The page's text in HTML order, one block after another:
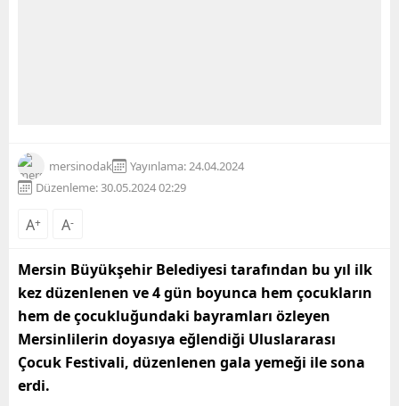
mersinodak
Yayınlama: 24.04.2024
Düzenleme: 30.05.2024 02:29
A+ A-
Mersin Büyükşehir Belediyesi tarafından bu yıl ilk
kez düzenlenen ve 4 gün boyunca hem çocukların
hem de çocukluğundaki bayramları özleyen
Mersinlilerin doyasıya eğlendiği Uluslararası
Çocuk Festivali, düzenlenen gala yemeği ile sona
erdi.